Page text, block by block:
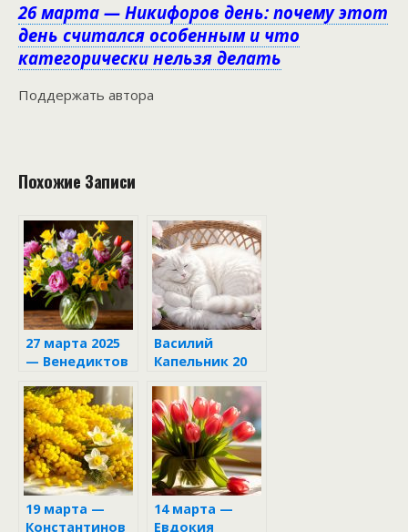
26 марта — Никифоров день: почему этот
день считался особенным и что
категорически нельзя делать
Поддержать автора
Похожие Записи
27 марта 2025
— Венедиктов
Василий
Капельник 20
настроение
сегодня
решает всё и
что нельзя
делать ни в
коем случае
19 марта —
Константинов
14 марта —
Евдокия